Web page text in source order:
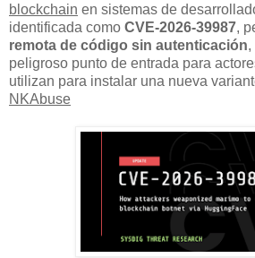
blockchain en sistemas de
identificada como CVE-2026-39987,
remota de código sin autenticación,
peligroso punto de entrada para
utilizan para instalar una nueva
NKAbuse